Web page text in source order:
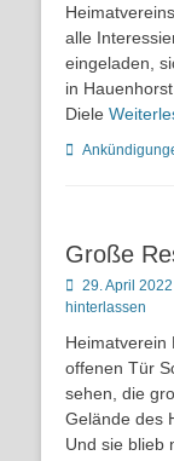
alle
eingeladen,
in
Diele
Kategorien
Große
Posted
on
29. April 2022
hinterlassen
Heimatverein
offenen Tür
sehen, die
Gelände des
Und sie blieb